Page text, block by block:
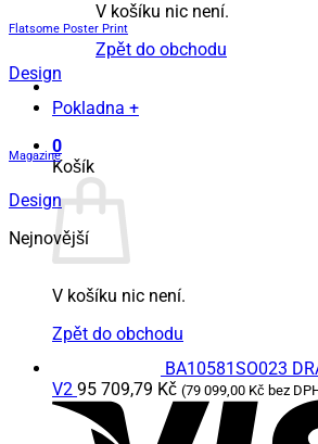
V košíku nic není.
Zpět do obchodu
Pokladna +
0
Košík
V košíku nic není.
Zpět do obchodu
Flatsome Poster Print
Design
Magazine
Design
Nejnovější
BA10581SO023
V2 95 709,79 Kč (79 099,00 Kč bez